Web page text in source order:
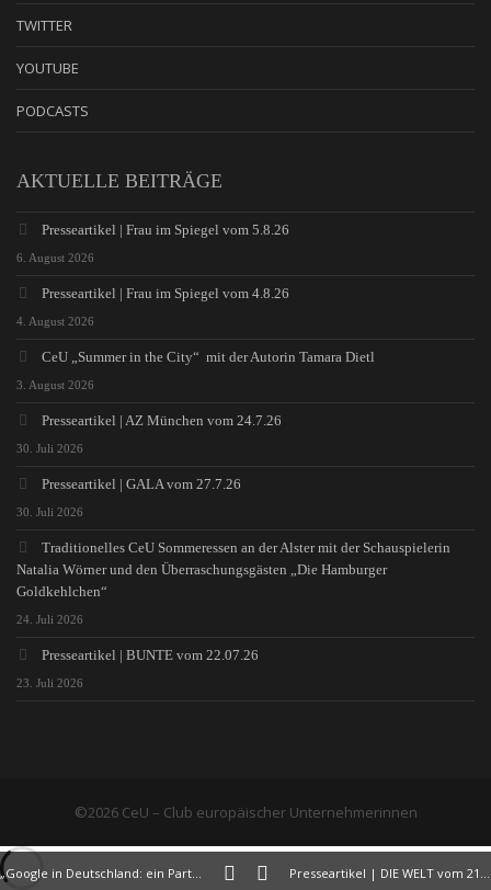
„Google in Deutschland: ein Partner für die Digitalisierung“ Presseartikel | DIE WELT vom 21.02.19
TWITTER
YOUTUBE
PODCASTS
AKTUELLE BEITRÄGE
Presseartikel | Frau im Spiegel vom 5.8.26
6. August 2026
Presseartikel | Frau im Spiegel vom 4.8.26
4. August 2026
CeU „Summer in the City“ mit der Autorin Tamara Dietl
3. August 2026
Presseartikel | AZ München vom 24.7.26
30. Juli 2026
Presseartikel | GALA vom 27.7.26
30. Juli 2026
Traditionelles CeU Sommeressen an der Alster mit der Schauspielerin
Natalia Wörner und den Überraschungsgästen „Die Hamburger
Goldkehlchen“
24. Juli 2026
Presseartikel | BUNTE vom 22.07.26
23. Juli 2026
©2026 CeU – Club europäischer Unternehmerinnen